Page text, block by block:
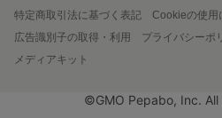
特定商取引法に基づく表記
Cookieの使用
広告識別子の取得・利用
プライバシーポ
メディアキット
©GMO Pepabo, Inc.